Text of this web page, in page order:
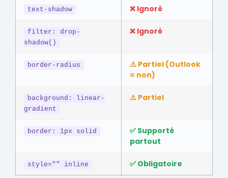
text-shadow ❌ Ignoré
filter: drop-
shadow()
❌ Ignoré
border-radius
⚠️ Partiel (Outlook
= non)
background: linear-
gradient
⚠️ Partiel
border: 1px solid
✅ Supporté
partout
style="" inline ✅ Obligatoire